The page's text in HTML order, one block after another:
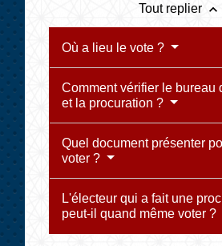
Tout replier keyboard_arrow_up
Où a lieu le vote ?
Comment vérifier le bureau
et la procuration ?
Quel document présenter
voter ?
L'électeur qui a fait une
peut-il quand même voter ?